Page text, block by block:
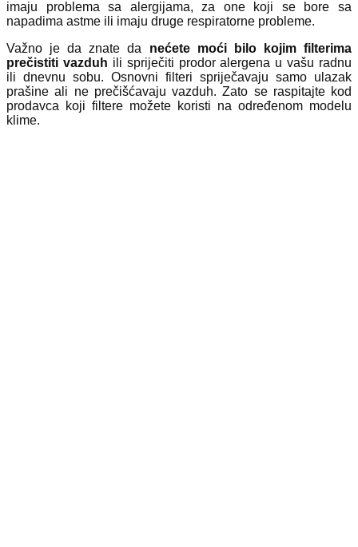
imaju problema sa alergijama, za one koji se bore sa
napadima astme ili imaju druge respiratorne probleme.
Važno je da znate da nećete moći bilo kojim filterima
prečistiti vazduh ili spriječiti prodor alergena u vašu radnu
ili dnevnu sobu. Osnovni filteri spriječavaju samo ulazak
prašine ali ne prečišćavaju vazduh. Zato se raspitajte kod
prodavca koji filtere možete koristi na određenom modelu
klime.